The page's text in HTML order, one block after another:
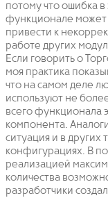
потому что ошибка в
функционале может
привести к
работе других
Если говорить о
моя практика
что на самом деле
используют не
всего функционала
компонента.
ситуация и в других
конфигурациях. В
реализацией
количества
разработчики